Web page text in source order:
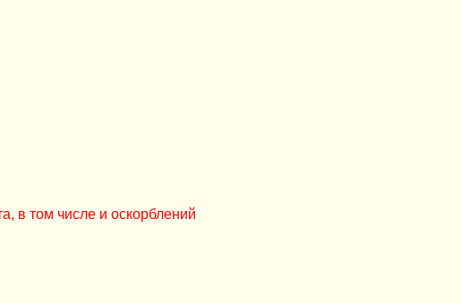
в том числе и оскорблений